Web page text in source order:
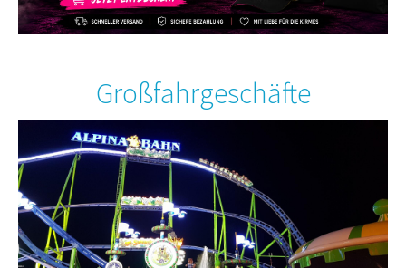
Großfahrgeschäfte